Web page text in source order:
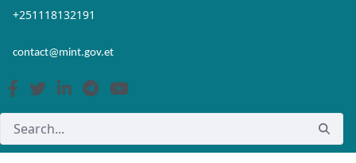
Skip to Main Content
Open Accessibility Menu
+251118132191
contact@mint.gov.et